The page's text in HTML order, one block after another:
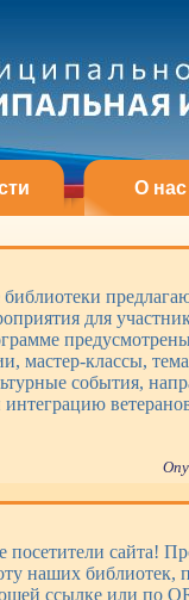
О нас
библиотеки
для
мастер-классы,
события,
посетители сайта!
наших библиотек,
ссылке или по